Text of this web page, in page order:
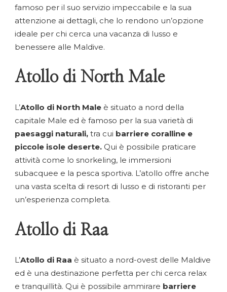
famoso per il suo servizio impeccabile e la sua
attenzione ai dettagli, che lo rendono un’opzione
ideale per chi cerca una vacanza di lusso e
benessere alle Maldive.
Atollo di North Male
L’Atollo di North Male è situato a nord della
capitale Male ed è famoso per la sua varietà di
paesaggi naturali, tra cui barriere coralline e
piccole isole deserte. Qui è possibile praticare
attività come lo snorkeling, le immersioni
subacquee e la pesca sportiva. L’atollo offre anche
una vasta scelta di resort di lusso e di ristoranti per
un’esperienza completa.
Atollo di Raa
L’Atollo di Raa è situato a nord-ovest delle Maldive
ed è una destinazione perfetta per chi cerca relax
e tranquillità. Qui è possibile ammirare barriere